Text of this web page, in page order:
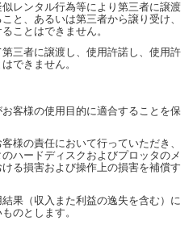
レンタル行為等により第三者に譲渡
と、あるいは第三者から譲り受け、
ことはできません。
三者に譲渡し、使用許諾し、使用許
できません。
客様の使用目的に適合することを保
様の責任において行っていただき、
ハードディスクおよびプロッタのメ
る損害および操作上の損害を補償す
果（収入また利益の逸失を含む）に
のとします。